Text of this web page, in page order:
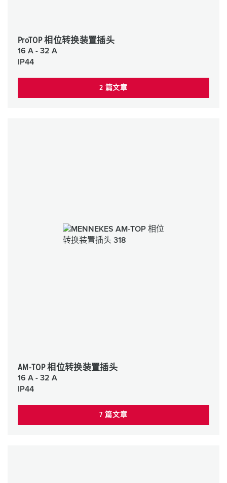
ProTOP 相位转换装置插头
16 A - 32 A
IP44
2 篇文章
AM-TOP 相位转换装置插头
16 A - 32 A
IP44
7 篇文章